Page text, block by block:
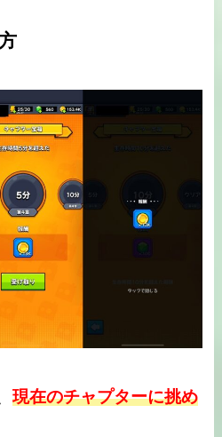
現在のチャプターに挑め